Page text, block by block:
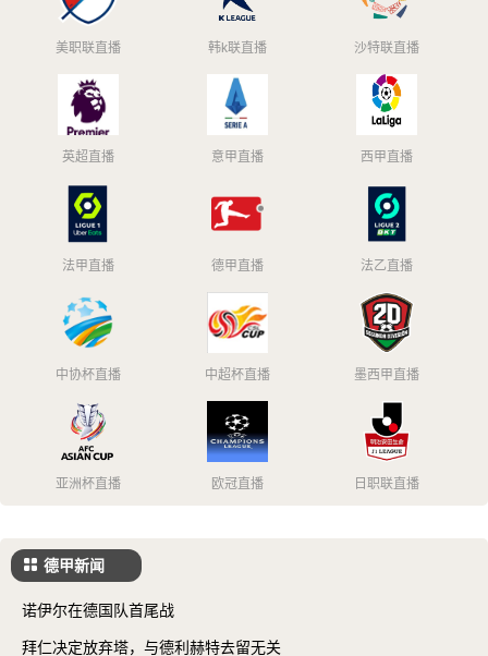
美职联直播 韩k联直播 沙特联直播
英超直播 意甲直播 西甲直播
法甲直播 德甲直播 法乙直播
中协杯直播 中超杯直播 墨西甲直播
亚洲杯直播 欧冠直播 日职联直播
德甲新闻
诺伊尔在德国队首尾战
拜仁决定放弃塔，与德利赫特去留无关